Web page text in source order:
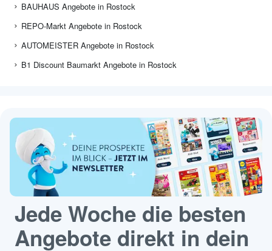
BAUHAUS Angebote in Rostock
REPO-Markt Angebote in Rostock
AUTOMEISTER Angebote in Rostock
B1 Discount Baumarkt Angebote in Rostock
Jede Woche die besten
Angebote direkt in dein